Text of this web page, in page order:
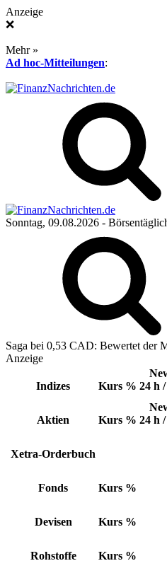
Anzeige
❌
Mehr »
Ad hoc-Mitteilungen:
Sonntag, 09.08.2026 -
Saga bei 0,53 CAD: Bewertet der
Anzeige
Indizes Kurs % 24 h
Aktien Kurs % 24 h
Xetra-Orderbuch
Fonds Kurs %
Devisen Kurs %
Rohstoffe Kurs %